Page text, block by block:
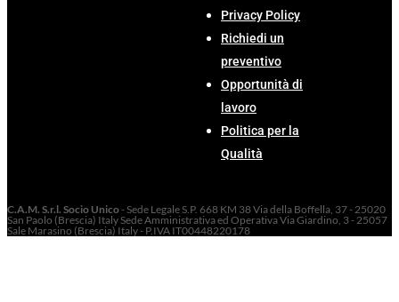
Privacy Policy
Richiedi un
preventivo
Opportunità di
lavoro
Politica per la
Qualità
C.A.M. S.r.l. Socio Unico- Sede Legale S.P. 668 KM 38 Via della Boffella, 37 - 25020
San Paolo (Brescia) Italy Sede Amministrativa ed Operativa Via Giardino, 3 - 25057
Sale Marasino (Brescia) Italy - P.IVA IT00448220178